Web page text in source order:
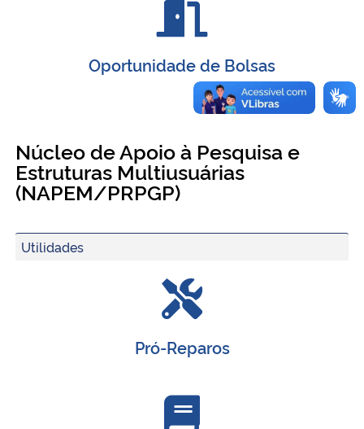
Oportunidade de Bolsas
Núcleo de Apoio à Pesquisa e
Estruturas Multiusuárias
(NAPEM/PRPGP)
Utilidades
Pró-Reparos